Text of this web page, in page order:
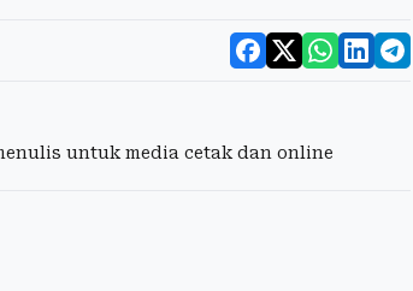
untuk media cetak dan online